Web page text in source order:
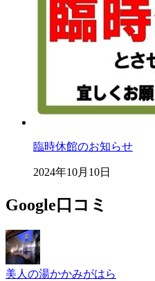
臨時休館のお知らせ
2024年10月10日
Google口コミ
美人の湯かかみがはら